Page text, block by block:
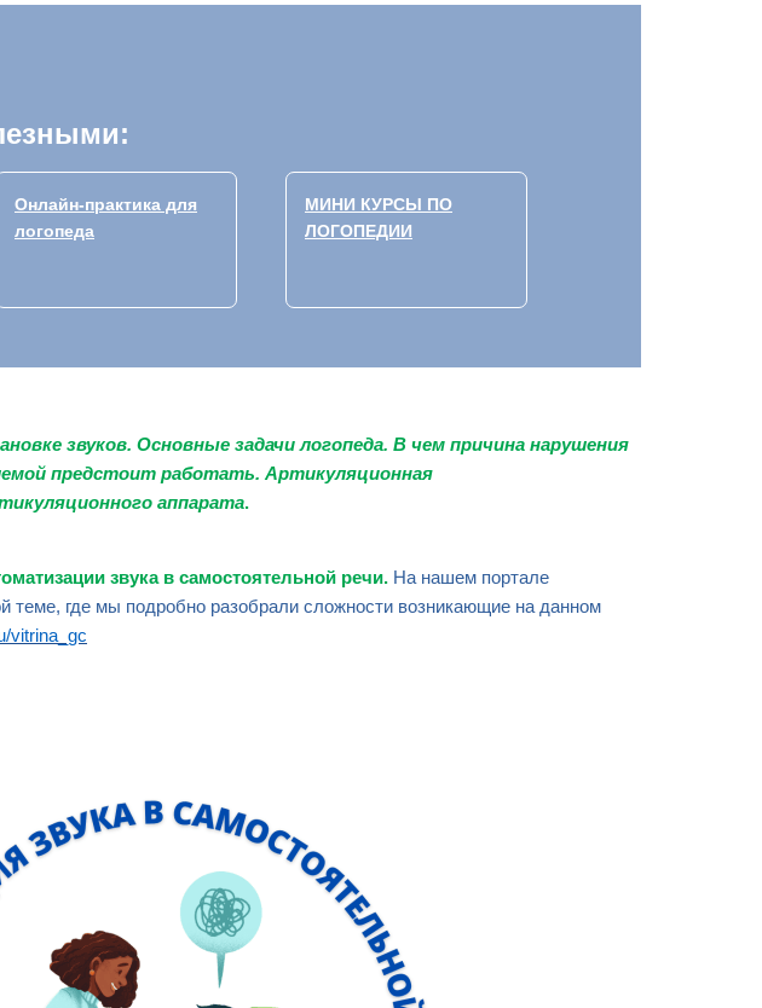
Онлайн-практика для
логопеда
МИНИ КУРСЫ ПО
ЛОГОПЕДИИ
звуков. Основные задачи логопеда. В чем причина нарушения
предстоит работать. Артикуляционная
аппарата.
звука в самостоятельной речи. На нашем портале
теме, где мы подробно разобрали сложности возникающие на данном
vitrina_gc